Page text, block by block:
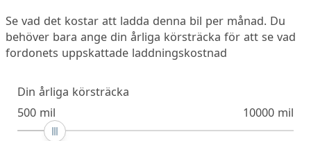
Se vad det kostar att ladda denna bil per månad. Du
behöver bara ange din årliga körsträcka för att se vad
fordonets uppskattade laddningskostnad
Din årliga körsträcka
500 mil
10000 mil